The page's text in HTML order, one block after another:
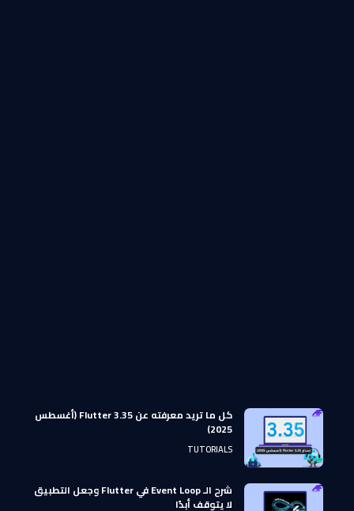
كل ما تريد معرفته عن Flutter 3.35 (أغسطس
2025)
TUTORIALS
شرح الـ Event Loop في Flutter وجعل التطبيق
لا يتوقف أبدًا